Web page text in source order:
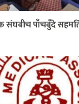
संघबीच पाँचबुँदे